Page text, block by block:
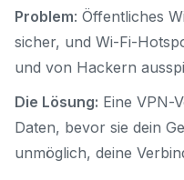
Problem: Öffentliches
sicher, und Wi-Fi-
und von Hackern
Die Lösung: Eine VPN-
Daten, bevor sie dein
unmöglich, deine